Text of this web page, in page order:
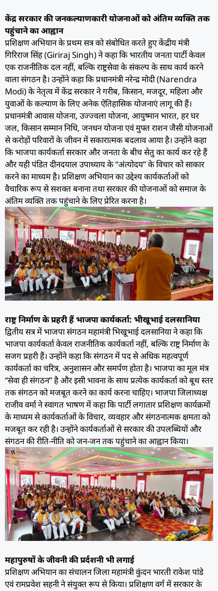
केंद्र सरकार की जनकल्याणकारी योजनाओं को अंतिम व्यक्ति तक
पहुंचाने का आह्वान
प्रशिक्षण अभियान के प्रथम सत्र को संबोधित करते हुए केंद्रीय मंत्री
गिरिराज सिंह (Giriraj Singh) ने कहा कि भारतीय जनता पार्टी केवल
एक राजनीतिक दल नहीं, बल्कि राष्ट्रसेवा के संकल्प के साथ कार्य करने
वाला संगठन है। उन्होंने कहा कि प्रधानमंत्री नरेन्द्र मोदी (Narendra
Modi) के नेतृत्व में केंद्र सरकार ने गरीब, किसान, मजदूर, महिला और
युवाओं के कल्याण के लिए अनेक ऐतिहासिक योजनाएं लागू की हैं।
प्रधानमंत्री आवास योजना, उज्ज्वला योजना, आयुष्मान भारत, हर घर
जल, किसान सम्मान निधि, जनधन योजना एवं मुफ्त राशन जैसी योजनाओं
से करोड़ों परिवारों के जीवन में सकारात्मक बदलाव आया है। उन्होंने कहा
कि भाजपा कार्यकर्ता सरकार और जनता के बीच सेतु का कार्य कर रहे हैं
और यही पंडित दीनदयाल उपाध्याय के “अंत्योदय” के विचार को साकार
करने का माध्यम है। प्रशिक्षण अभियान का उद्देश्य कार्यकर्ताओं को
वैचारिक रूप से सशक्त बनाना तथा सरकार की योजनाओं को समाज के
अंतिम व्यक्ति तक पहुंचाने के लिए प्रेरित करना है।
राष्ट्र निर्माण के प्रहरी हैं भाजपा कार्यकर्ता: भीखूभाई दलसानिया
द्वितीय सत्र में भाजपा संगठन महामंत्री भिखूभाई दलसानिया ने कहा कि
भाजपा कार्यकर्ता केवल राजनीतिक कार्यकर्ता नहीं, बल्कि राष्ट्र निर्माण के
सजग प्रहरी हैं। उन्होंने कहा कि संगठन में पद से अधिक महत्वपूर्ण
कार्यकर्ता का चरित्र, अनुशासन और समर्पण होता है। भाजपा का मूल मंत्र
“सेवा ही संगठन” है और इसी भावना के साथ प्रत्येक कार्यकर्ता को बूथ स्तर
तक संगठन को मजबूत करने का कार्य करना चाहिए। भाजपा जिलाध्यक्ष
राजीव वर्मा ने स्वागत भाषण में कहा कि पार्टी लगातार प्रशिक्षण कार्यक्रमों
के माध्यम से कार्यकर्ताओं के विचार, व्यवहार और संगठनात्मक क्षमता को
मजबूत कर रही है। उन्होंने कार्यकर्ताओं से सरकार की उपलब्धियों और
संगठन की रीति-नीति को जन-जन तक पहुंचाने का आह्वान किया।
महापुरुषों के जीवनी की प्रर्दशनी भी लगाई
प्रशिक्षण अभियान का संचालन जिला महामंत्री कुंदन भारती राकेश पांडे
एवं रामप्रवेश सहनी ने संयुक्त रूप से किया। प्रशिक्षण वर्ग में सरकार के